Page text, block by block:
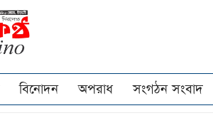
বিনোদন অপরাধ সংগঠন সংবাদ